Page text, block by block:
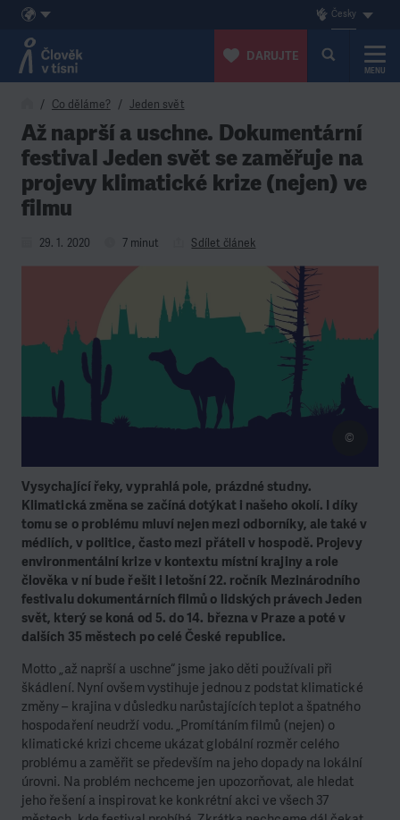
Přeskočit na obsah
Česky
DARUJTE
MENU
Co děláme? Jeden svět
Až naprší a uschne. Dokumentární
festival Jeden svět se zaměřuje na
projevy klimatické krize (nejen) ve
filmu
29. 1. 2020 7 minut Sdílet článek
Vysychající řeky, vyprahlá pole, prázdné studny.
Klimatická změna se začíná dotýkat i našeho okolí. I díky
tomu se o problému mluví nejen mezi odborníky, ale také v
médiích, v politice, často mezi přáteli v hospodě. Projevy
environmentální krize v kontextu místní krajiny a role
člověka v ní bude řešit i letošní 22. ročník Mezinárodního
festivalu dokumentárních filmů o lidských právech Jeden
svět, který se koná od 5. do 14. března v Praze a poté v
dalších 35 městech po celé České republice.
©
Motto „až naprší a uschne“ jsme jako děti používali při
škádlení. Nyní ovšem vystihuje jednou z podstat klimatické
změny – krajina v důsledku narůstajících teplot a špatného
hospodaření neudrží vodu. „Promítáním filmů (nejen) o
klimatické krizi chceme ukázat globální rozměr celého
problému a zaměřit se především na jeho dopady na lokální
úrovni. Na problém nechceme jen upozorňovat, ale hledat
jeho řešení a inspirovat ke konkrétní akci ve všech 37